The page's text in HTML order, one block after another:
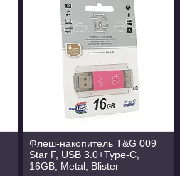
Флеш-накопитель T&G 009
Star F, USB 3.0+Type-C,
16GB, Metal, Blister